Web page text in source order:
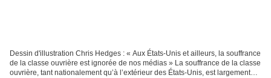
Dessin d'illustration Chris Hedges : « Aux États-Unis et ailleurs, la souffrance
de la classe ouvrière est ignorée de nos médias » La souffrance de la classe
ouvrière, tant nationalement qu’à l’extérieur des États-Unis, est largement